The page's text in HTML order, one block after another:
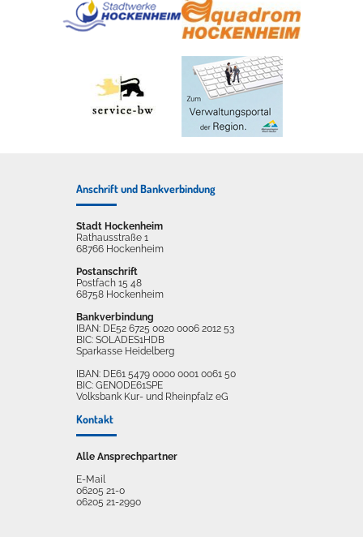
Anschrift und Bankverbindung
Stadt Hockenheim
Rathausstraße 1
68766 Hockenheim
Postanschrift
Postfach 15 48
68758 Hockenheim
Bankverbindung
IBAN: DE52 6725 0020 0006 2012 53
BIC: SOLADES1HDB
Sparkasse Heidelberg
IBAN: DE61 5479 0000 0001 0061 50
BIC: GENODE61SPE
Volksbank Kur- und Rheinpfalz eG
Kontakt
Alle Ansprechpartner
E-Mail
06205 21-0
06205 21-2990